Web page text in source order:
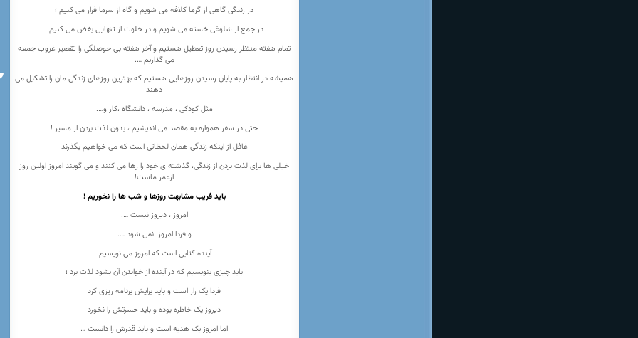
در زندگی گاهی از گرما کلافه می شویم و گاه از سرما فرار می کنیم ؛
در جمع از شلوغی خسته می شویم و در خلوت از تنهایی بغض می کنیم !
تمام هفته منتظر رسیدن روز تعطیل هستیم و آخر هفته بی حوصلگی را تقصیر غروب جمعه
می گذاریم ….
همیشه در انتظار به پایان رسیدن روزهایی هستیم که بهترین روزهای زندگی مان را تشکیل می
دهند
مثل کودکی ، مدرسه ، دانشگاه ،کار و….
حتی در سفر همواره به مقصد می اندیشیم ، بدون لذت بردن از مسیر !
غافل از اینکه زندگی همان لحظاتی است که می خواهیم بگذرند
خیلی ها برای لذت بردن از زندگی، گذشته ی خود را رها می کنند و می گویند امروز اولین روز
ازعمر ماست!
باید فریب مشابهت روزها و شب ها را نخوریم !
امروز ، دیروز نیست ….
و فردا امروز نمی شود ….
آینده کتابی است که امروز می نویسیم!
باید چیزی بنویسیم که در آینده از خواندن آن بشود لذت برد ؛
فردا یک راز است و باید برایش برنامه ریزی کرد
دیروز یک خاطره بوده و باید حسرتش را نخورد
اما امروز یک هدیه است و باید قدرش را دانست …